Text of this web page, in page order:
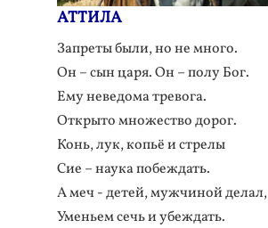
АТТИЛА
Запреты были, но не много.
Он – сын царя. Он – полу Бог.
Ему неведома тревога.
Открыто множество дорог.
Конь, лук, копьё и стрелы
Сие – наука побеждать.
А меч - детей, мужчиной делал,
Уменьем сечь и убеждать.